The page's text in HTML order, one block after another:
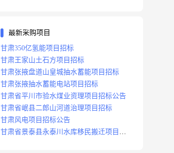
最新采购项目
甘肃350亿氢能项目招标
甘肃王家山土石方项目招标
甘肃张掖盘道山皇城抽水蓄能项目招标
甘肃张掖抽水蓄能电站项目招标
甘肃省平川市验水煤业资理项目招标公告
甘肃省岷县二郎山河道治理项目招标
甘肃风电项目招标公告
甘肃省景泰县永泰川水库移民搬迁项目招